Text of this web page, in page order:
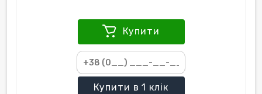
Купити
Купити в 1 клік